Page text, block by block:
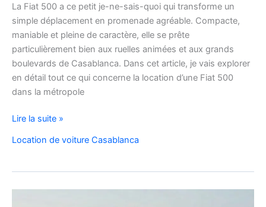
La Fiat 500 a ce petit je-ne-sais-quoi qui transforme un
simple déplacement en promenade agréable. Compacte,
maniable et pleine de caractère, elle se prête
particulièrement bien aux ruelles animées et aux grands
boulevards de Casablanca. Dans cet article, je vais explorer
en détail tout ce qui concerne la location d’une Fiat 500
dans la métropole
Voyager
Casablanca
Fiat
500
Lire la suite »
Location de voiture Casablanca